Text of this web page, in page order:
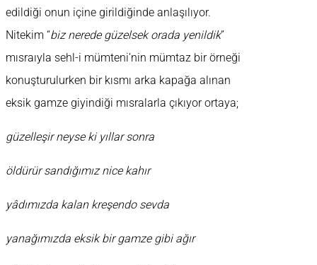
edildiği onun içine girildiğinde anlaşılıyor.
Nitekim “biz nerede güzelsek orada yenildik”
mısraıyla sehl-i mümteni’nin mümtaz bir örneği
konuşturulurken bir kısmı arka kapağa alınan
eksik gamze giyindiği mısralarla çıkıyor ortaya;
güzelleşir neyse ki yıllar sonra
öldürür sandığımız nice kahır
yâdımızda kalan kreşendo sevda
yanağımızda eksik bir gamze gibi ağır